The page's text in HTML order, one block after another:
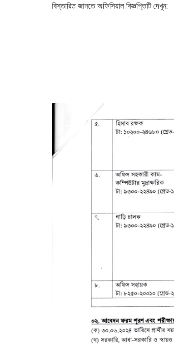
বিস্তারিত জানতে অফিসিয়াল বিজ্ঞপ্তিটি দেখুন: